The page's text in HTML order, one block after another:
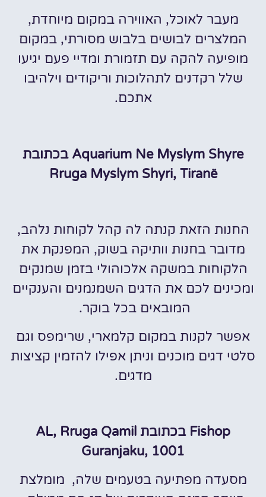
מעבר לאוכל, האווירה במקום מיוחדת,
המלצרים לבושים בלבוש מסורתי, במקום
מופיעה להקה עם תזמורת ומדיי פעם יגיעו
שלל רקדנים לתהלוכות וריקודים וילהיבו
אתכם.
Aquarium Ne Myslym Shyre בכתובת
Rruga Myslym Shyri, Tiranë
החנות הזאת קנתה לה קהל לקוחות נלהב,
מדובר בחנות וותיקה בשוק, המפנקת את
הלקוחות במשקה אלכוהולי בזמן שמנקים
ומכינים לכם את הדגים השמנמנים והענקיים
המובאים בכל בוקר.
אפשר לקנות במקום קלמארי, שרימפס וגם
סלטי דגים מוכנים וניתן אפילו להזמין קציצות
מדגים.
Fishop בכתובת AL, Rruga Qamil
Guranjaku, 1001
מסעדה מפתיעה בטעמים שלה, מומלצת